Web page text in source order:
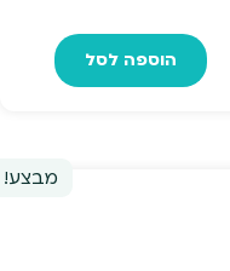
היה:
הוא:
הוספה לסל
מבצע!